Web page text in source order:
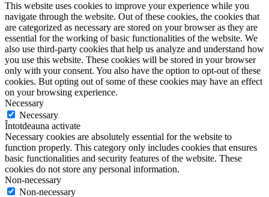
This website uses cookies to improve your experience while you
navigate through the website. Out of these cookies, the cookies that
are categorized as necessary are stored on your browser as they are
essential for the working of basic functionalities of the website. We
also use third-party cookies that help us analyze and understand how
you use this website. These cookies will be stored in your browser
only with your consent. You also have the option to opt-out of these
cookies. But opting out of some of these cookies may have an effect
on your browsing experience.
Necessary
Necessary
Întotdeauna activate
Necessary cookies are absolutely essential for the website to
function properly. This category only includes cookies that ensures
basic functionalities and security features of the website. These
cookies do not store any personal information.
Non-necessary
Non-necessary